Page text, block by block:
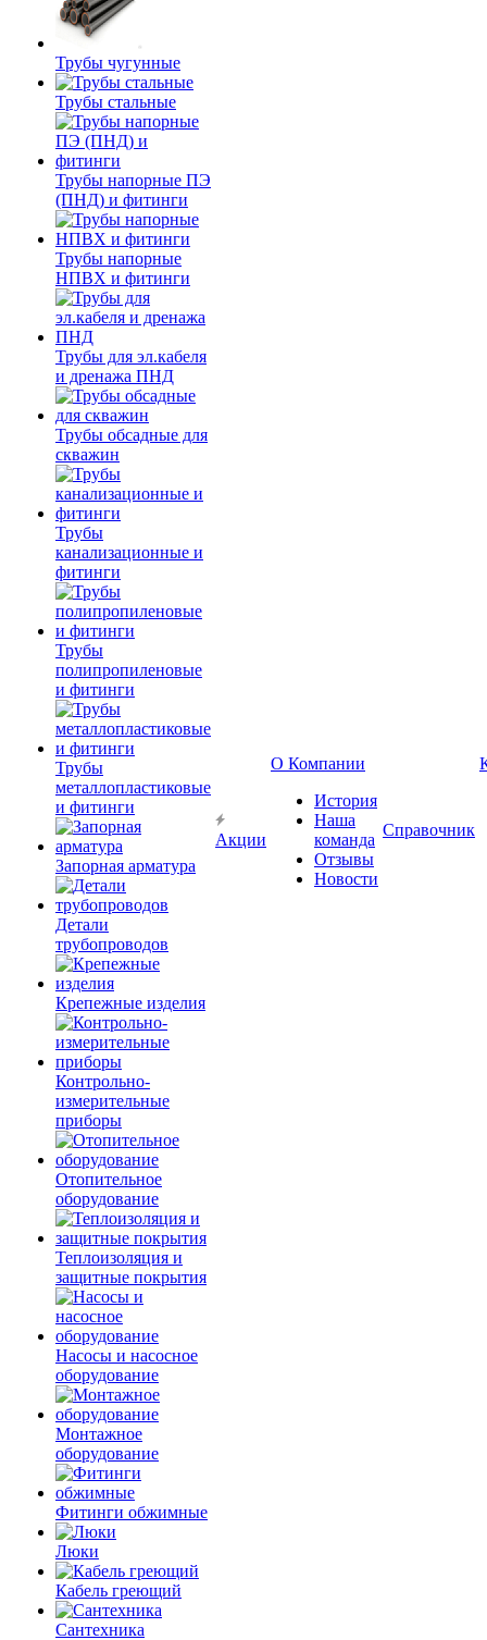
Трубы чугунные
Трубы стальные
Трубы напорные ПЭ
(ПНД) и фитинги
Трубы напорные
НПВХ и фитинги
Трубы для эл.кабеля
и дренажа ПНД
Трубы обсадные для
скважин
Трубы
канализационные и
фитинги
Трубы
полипропиленовые
и фитинги
Трубы
металлопластиковые
и фитинги
Запорная арматура
Детали
трубопроводов
Крепежные изделия
Контрольно-
измерительные
приборы
Отопительное
оборудование
Теплоизоляция и
защитные покрытия
Насосы и насосное
оборудование
Монтажное
оборудование
Фитинги обжимные
Люки
Кабель греющий
Сантехника
Акции
О Компании
История
Наша
команда
Отзывы
Новости
Справочник